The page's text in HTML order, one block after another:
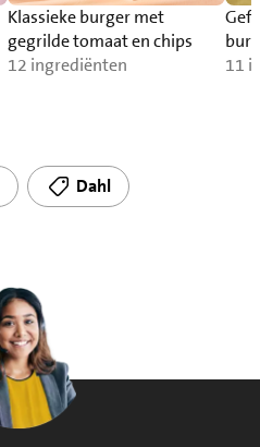
Klassieke burger met
gegrilde tomaat en chips
12 ingrediënten
11
Dahl